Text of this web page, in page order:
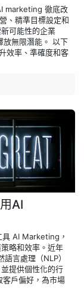
marketing 徹底改
、精準目標設定和
可能性的企業
放無限潛能。 以下
效率、準確度和客
AI
AI Marketing，
略和效率。近年
言處理（NLP）
提供個性化的行
客戶偏好，為市場